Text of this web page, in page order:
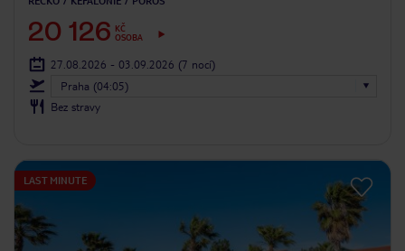
20 126 KČ
OSOBA
27.08.2026 - 03.09.2026 (7 nocí)
Praha (04:05)
Bez stravy
LAST MINUTE